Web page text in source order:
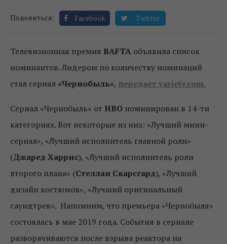
Поделиться: Facebook Twitter
Телевизионная премия BAFTA объявила список
номинантов. Лидером по количеству номинаций
стал сериал «Чернобыль», передает variety.com.
Сериал «Чернобыль» от HBO номинирован в 14-ти
категориях. Вот некоторые из них: «Лучший мини-
сериал», «Лучший исполнитель главной роли»
(Джаред Харрис), «Лучший исполнитель роли
второго плана» (Стеллан Скарсгард), «Лучший
дизайн костюмов», «Лучший оригинальный
саундтрек». Напомним, что премьера «Чернобыля»
состоялась в мае 2019 года. События в сериале
разворачиваются после взрыва реактора на